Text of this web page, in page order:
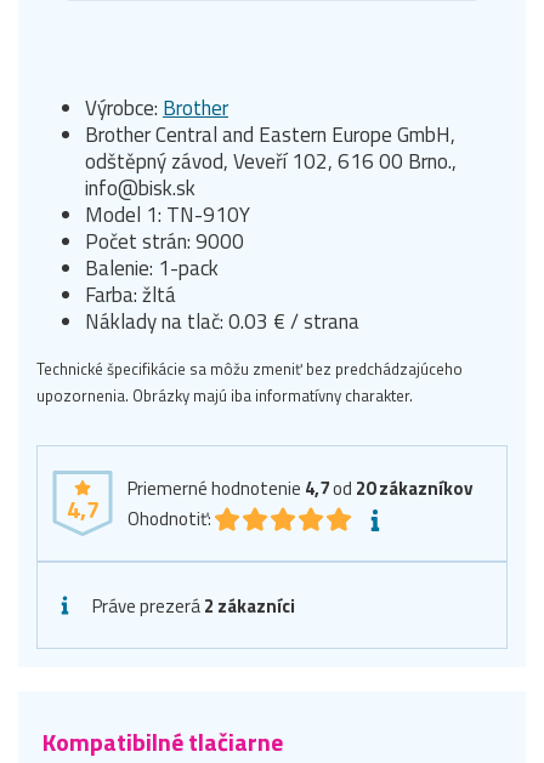
Výrobce:Brother
Brother Central and Eastern Europe GmbH,
odštěpný závod, Veveří 102, 616 00 Brno.,
info@bisk.sk
Model 1: TN-910Y
Počet strán: 9000
Balenie: 1-pack
Farba: žltá
Náklady na tlač: 0.03 € / strana
Technické špecifikácie sa môžu zmeniť bez predchádzajúceho
upozornenia. Obrázky majú iba informatívny charakter.
4,7
Priemerné hodnotenie 4,7od 20zákazníkov
Ohodnotiť:
Práve prezerá2 zákazníci
Kompatibilné tlačiarne